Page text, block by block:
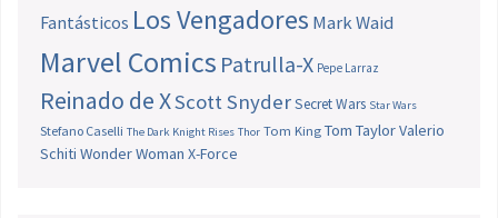
Fantásticos Los Vengadores Mark Waid
Marvel Comics Patrulla-X Pepe Larraz
Reinado de XScott SnyderSecret Wars Star Wars
Stefano Caselli The Dark Knight Rises Thor Tom King Tom TaylorValerio
Schiti Wonder Woman X-Force